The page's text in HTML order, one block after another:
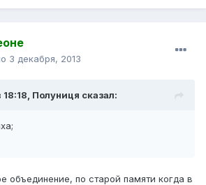
3 декабря, 2013
Полуниця сказал:
объединение, по старой памяти когда в